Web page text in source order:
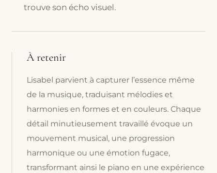
trouve son écho visuel.
À retenir
Lisabel parvient à capturer l’essence même
de la musique, traduisant mélodies et
harmonies en formes et en couleurs. Chaque
détail minutieusement travaillé évoque un
mouvement musical, une progression
harmonique ou une émotion fugace,
transformant ainsi le piano en une expérience